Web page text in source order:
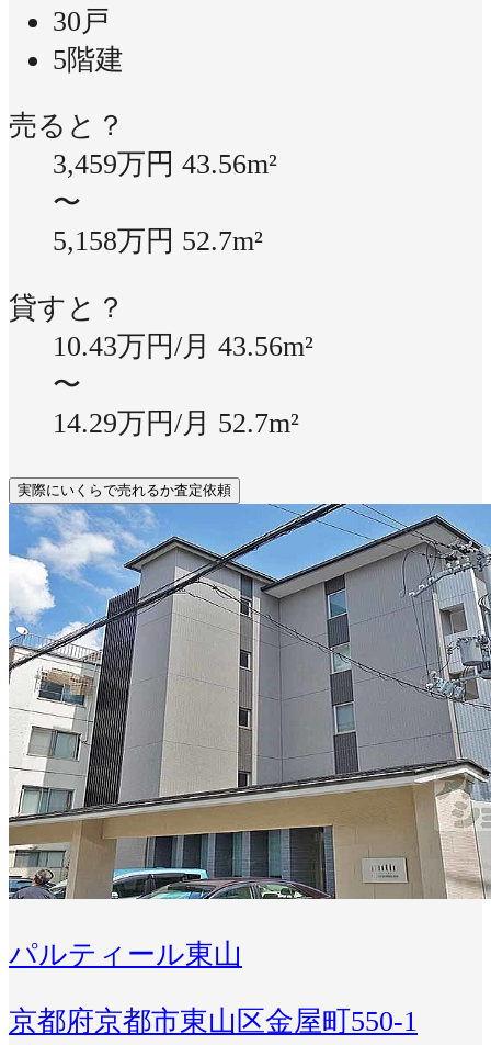
30戸
5階建
売ると？
3,459万円 43.56m²
〜
5,158万円 52.7m²
貸すと？
10.43万円/月 43.56m²
〜
14.29万円/月 52.7m²
実際にいくらで売れるか査定依頼
パルティール東山
京都府京都市東山区金屋町550-1